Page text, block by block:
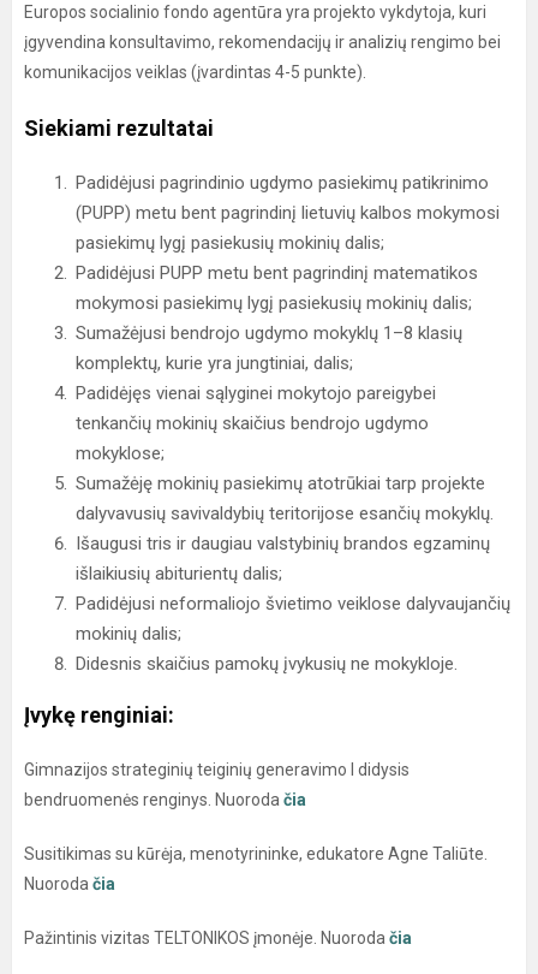
Europos socialinio fondo agentūra yra projekto vykdytoja, kuri
įgyvendina konsultavimo, rekomendacijų ir analizių rengimo bei
komunikacijos veiklas (įvardintas 4-5 punkte).
Siekiami rezultatai
Padidėjusi pagrindinio ugdymo pasiekimų patikrinimo
(PUPP) metu bent pagrindinį lietuvių kalbos mokymosi
pasiekimų lygį pasiekusių mokinių dalis;
Padidėjusi PUPP metu bent pagrindinį matematikos
mokymosi pasiekimų lygį pasiekusių mokinių dalis;
Sumažėjusi bendrojo ugdymo mokyklų 1–8 klasių
komplektų, kurie yra jungtiniai, dalis;
Padidėjęs vienai sąlyginei mokytojo pareigybei
tenkančių mokinių skaičius bendrojo ugdymo
mokyklose;
Sumažėję mokinių pasiekimų atotrūkiai tarp projekte
dalyvavusių savivaldybių teritorijose esančių mokyklų.
Išaugusi tris ir daugiau valstybinių brandos egzaminų
išlaikiusių abiturientų dalis;
Padidėjusi neformaliojo švietimo veiklose dalyvaujančių
mokinių dalis;
Didesnis skaičius pamokų įvykusių ne mokykloje.
Įvykę renginiai:
Gimnazijos strateginių teiginių generavimo I didysis
bendruomenės renginys. Nuoroda čia
Susitikimas su kūrėja, menotyrininke, edukatore Agne Taliūte.
Nuoroda čia
Pažintinis vizitas TELTONIKOS įmonėje. Nuoroda čia